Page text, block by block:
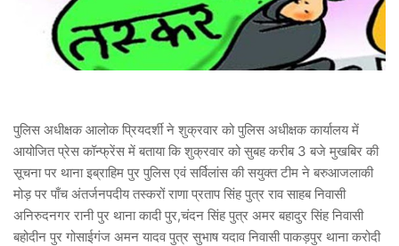
पुलिस अधीक्षक आलोक प्रियदर्शी ने शुक्रवार को पुलिस अधीक्षक कार्यालय में
आयोजित प्रेस कॉन्फ्रेंस में बताया कि शुक्रवार को सुबह करीब 3 बजे मुखबिर की
सूचना पर थाना इब्राहिम पुर पुलिस एवं सर्विलांस की सयुक्त टीम ने बरुआजलाकी
मोड़ पर पाँच अंतर्जनपदीय तस्करों राणा प्रताप सिंह पुत्र राव साहब निवासी
अनिरुदनगर रानी पुर थाना कादी पुर,चंदन सिंह पुत्र अमर बहादुर सिंह निवासी
बहोदीन पुर गोसाईगंज अमन यादव पुत्र सुभाष यदाव निवासी पाकड़पुर थाना करोदी